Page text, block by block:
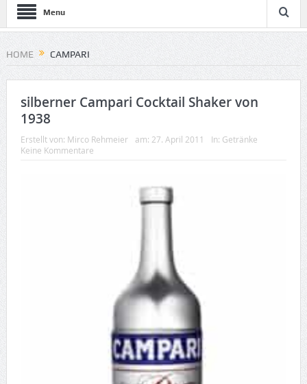
Menu
HOME CAMPARI
silberner Campari Cocktail Shaker von
1938
Erstellt von: Mirco Rehmeier am: 27. April 2011 In: Getränke
Keine Kommentare